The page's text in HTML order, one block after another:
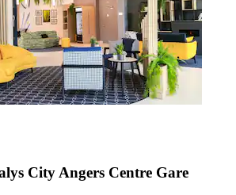
City Angers Centre Gare